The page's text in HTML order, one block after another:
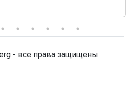
- все права защищены